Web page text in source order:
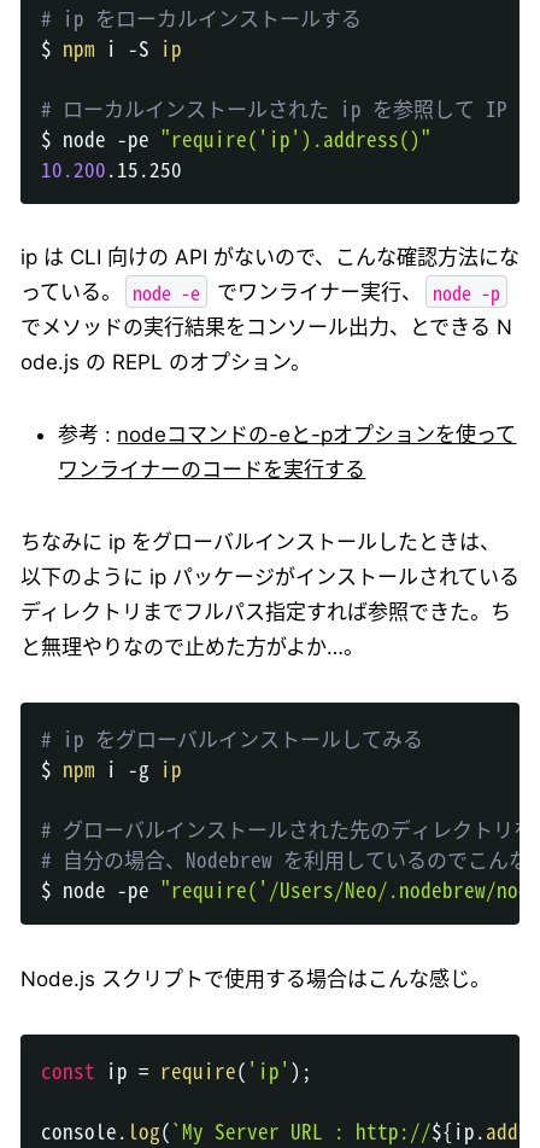
# ip をローカルインストールする
$ npm i -S ip
# ローカルインストールされた ip を参照して IP ア
$ node -pe "require('ip').address()"
10.200
ip は CLI 向けの API がないので、こんな確認方法にな
っている。
node -e でワンライナー実行、 node -p
でメソッドの実行結果をコンソール出力、とできる N
ode.js の REPL のオプション。
参考 : nodeコマンドの-eと-pオプションを使って
ワンライナーのコードを実行する
ちなみに ip をグローバルインストールしたときは、
以下のように ip パッケージがインストールされている
ディレクトリまでフルパス指定すれば参照できた。ち
と無理やりなので止めた方がよか…。
# ip をグローバルインストールしてみる
$ npm i -g ip
# グローバルインストールされた先のディレクトリ
# 自分の場合、Nodebrew を利用しているのでこんな
$ node -pe "require('/Users/Neo/.nodebrew/
Node.js スクリプトで使用する場合はこんな感じ。
const ip = require( 'ip' ) ;
console. log(` My Server URL : http://${ ip.